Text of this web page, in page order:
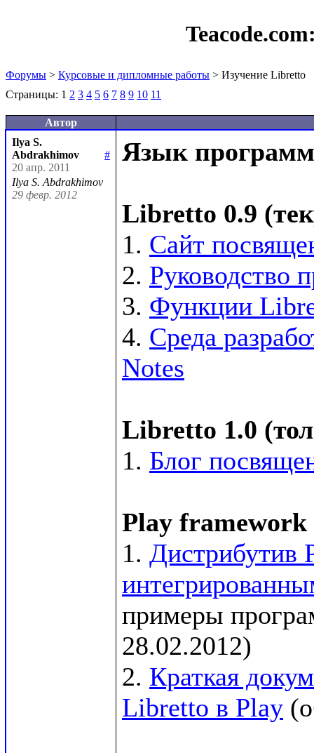
Форумы > Курсовые и дипломные работы > Изучение Libretto
Страницы: 1 2 3 4 5 6 7 8 9 10 11
Автор
Ilya S.
Abdrakhimov
#
20 апр. 2011
Ilya S. Abdrakhimov
29 февр. 2012
Язык
Libretto 0.9
1. Сайт
2. Руководство
3. Функции
4. Среда
Notes
Libretto 1.0
1. Блог
Play
1. Дистрибутив
примеры
28.02.2012)
2. Краткая
Libretto в Play